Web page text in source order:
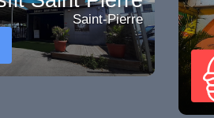
Saint-Pierre